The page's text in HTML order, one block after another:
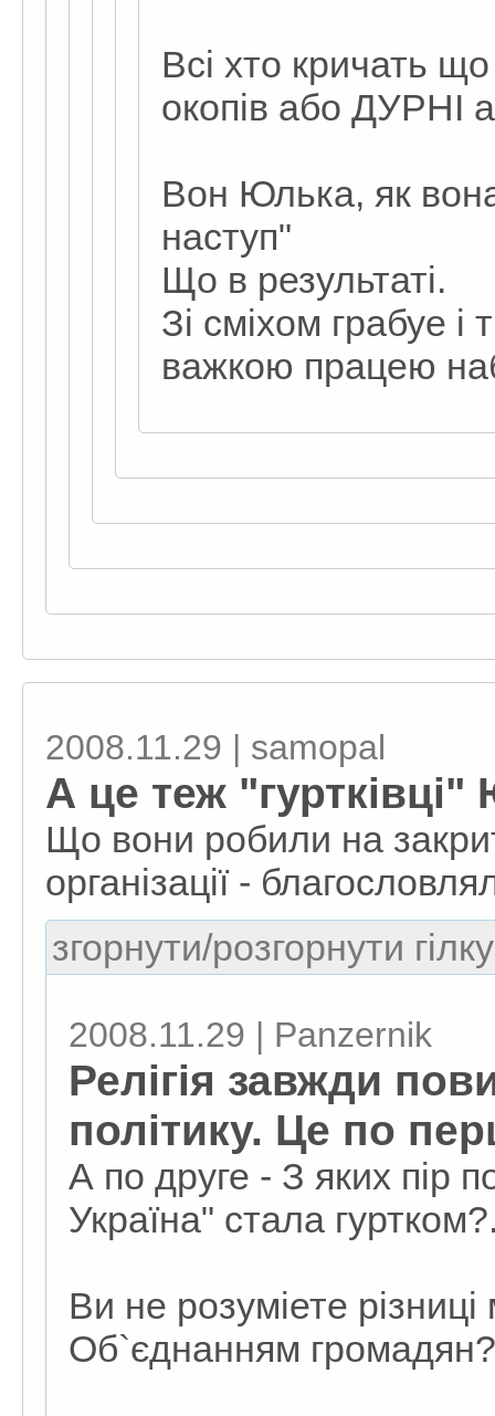
Всі хто кричать
окопів або
Вон Юлька, як
наступ"
Що в результаті.
Зі сміхом грабуе
важкою працею
2008.11.29 | samopal
А це теж
Що вони робили на
організації -
згорнути/розгорнути
2008.11.29 | Panzernik
Релігія завжди
політику. Це по
А по друге - З яких пір
Україна" стала
Ви не розуміете
Об`єднанням громадян?